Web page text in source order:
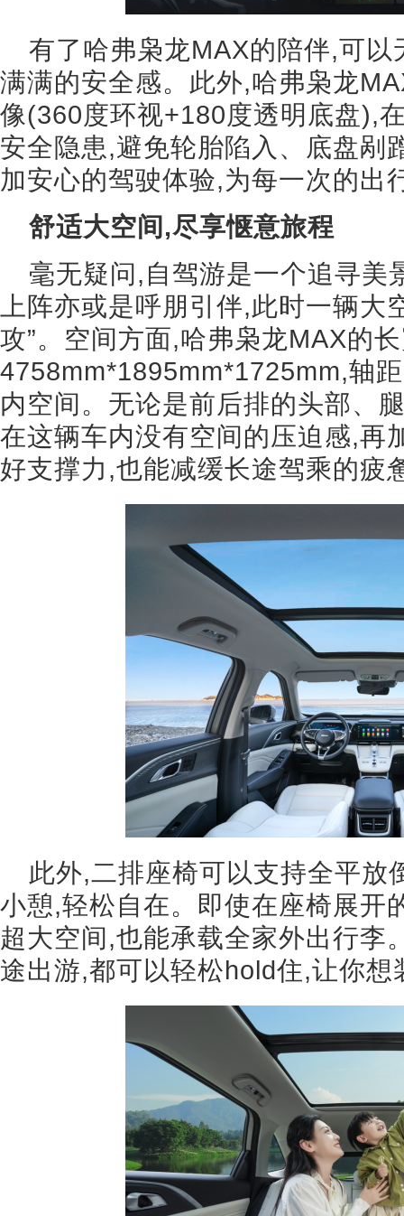
有了哈弗枭龙MAX的陪伴,可
满满的安全感。此外,哈弗枭龙
像(360度环视+180度透明底盘),
安全隐患,避免轮胎陷入、底盘剐
加安心的驾驶体验,为每一次的出
舒适大空间,尽享惬意旅程
毫无疑问,自驾游是一个追寻美
上阵亦或是呼朋引伴,此时一辆大
攻”。空间方面,哈弗枭龙MAX的
4758mm*1895mm*1725mm,轴
内空间。无论是前后排的头部、
在这辆车内没有空间的压迫感,再
好支撑力,也能减缓长途驾乘的疲
此外,二排座椅可以支持全平放
小憩,轻松自在。即使在座椅展开
超大空间,也能承载全家外出行李
途出游,都可以轻松hold住,让你想